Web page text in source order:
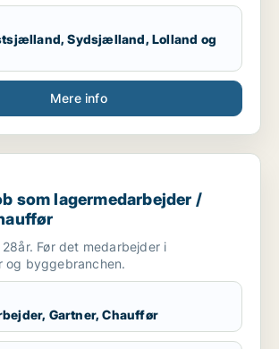
Sydsjælland, Lolland og
Mere info
lagermedarbejder / gartner / chauffør
som lagermedarbejder /
Før det medarbejder i
og byggebranchen.
Gartner, Chauffør